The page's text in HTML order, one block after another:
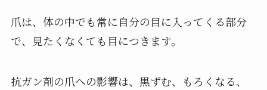
爪は、体の中でも常に自分の目に入ってくる部分
で、見たくなくても目につきます。
抗ガン剤の爪への影響は、黒ずむ、もろくなる、